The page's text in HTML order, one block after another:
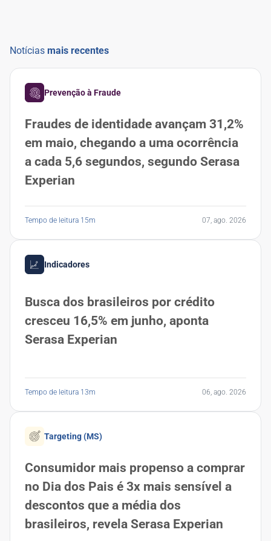
Notícias mais recentes
Prevenção à Fraude
Fraudes de identidade avançam 31,2%
em maio, chegando a uma ocorrência
a cada 5,6 segundos, segundo Serasa
Experian
Tempo de leitura 15m 07, ago. 2026
Indicadores
Busca dos brasileiros por crédito
cresceu 16,5% em junho, aponta
Serasa Experian
Tempo de leitura 13m 06, ago. 2026
Targeting (MS)
Consumidor mais propenso a comprar
no Dia dos Pais é 3x mais sensível a
descontos que a média dos
brasileiros, revela Serasa Experian